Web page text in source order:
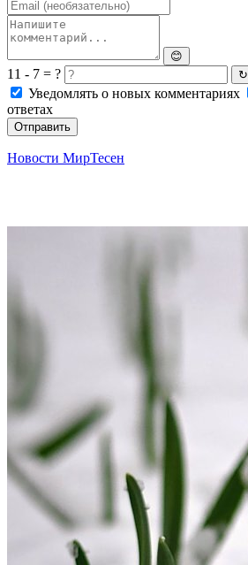
😊
11 - 7 = ? ↻
Уведомлять о новых комментариях
ответах
Отправить
Новости МирТесен